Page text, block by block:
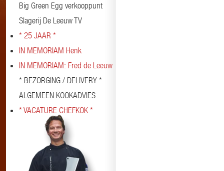
Big Green Egg verkooppunt
Slagerij De Leeuw TV
* 25 JAAR *
IN MEMORIAM Henk
IN MEMORIAM: Fred de Leeuw
* BEZORGING / DELIVERY *
ALGEMEEN KOOKADVIES
* VACATURE CHEFKOK *